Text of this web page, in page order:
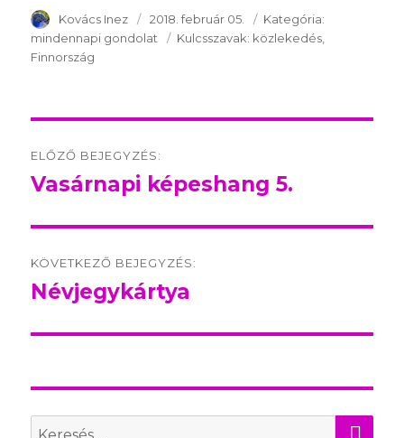
SzerzÅ
Kovács Inez Közzétéve:
2018. február 05. Kategória:
mindennapi gondolat
Kulcsszavak: Kulcsszavak:
közlekedés
Finnország
navigation
ELŐZŐ BEJEGYZÉS:
Előző
Vasárnapi képeshang 5.
KÖVETKEZŐ BEJEGYZÉS:
Következő
Névjegykártya
Search